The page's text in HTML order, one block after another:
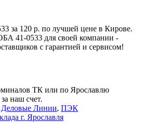
за 120 р. по лучшей цене в Кирове.
41-0533 для своей компании -
с гарантией и сервисом!
ТК или по Ярославлю
наш счет.
Деловые Линии, ПЭК
г. Ярославля